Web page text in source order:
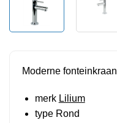
Moderne fonteinkraan
merk Lilium
type Rond